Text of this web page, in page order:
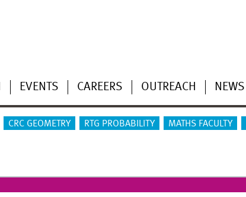
EVENTS CAREERS OUTREACH NEWS
CRC GEOMETRY RTG PROBABILITY MATHS FACULTY